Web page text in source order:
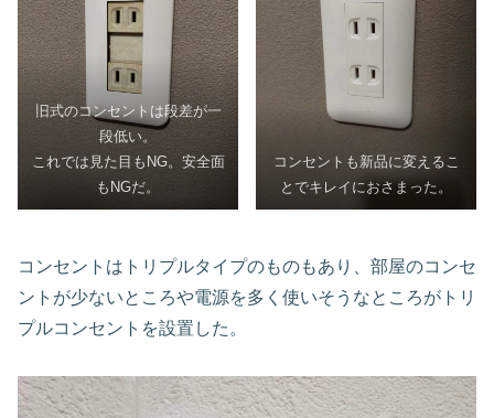
旧式のコンセントは段差が一
段低い。
これでは見た目もNG。安全面
もNGだ。
コンセントも新品に変えるこ
とでキレイにおさまった。
コンセントはトリプルタイプのものもあり、部屋のコンセ
ントが少ないところや電源を多く使いそうなところがトリ
プルコンセントを設置した。